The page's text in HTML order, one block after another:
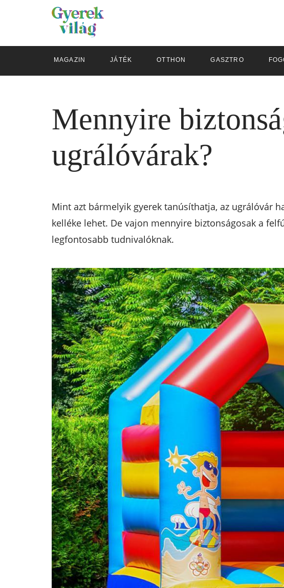
MAGAZIN JÁTÉK OTTHON GASZTRO
Mennyire
ugrálóvárak?
Mint azt bármelyik gyerek tanúsíthatja, az ugrálóvár
kelléke lehet. De vajon mennyire biztonságosak a
legfontosabb tudnivalóknak.